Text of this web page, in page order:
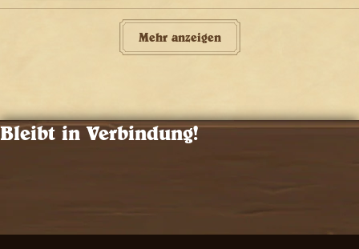
Mehr anzeigen
Bleibt in Verbindung!